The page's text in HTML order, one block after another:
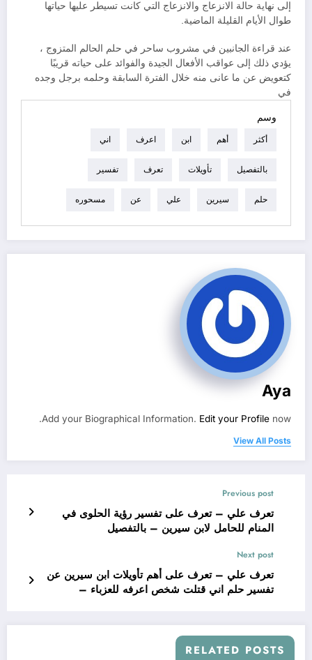
إلى نهاية حالة الانزعاج والانزعاج التي كانت تسيطر عليها حياتها
طوال الأيام القليلة الماضية.
عند قراءة الجانبين في مشروب ساحر في حلم الحالم المتزوج ،
يؤدي ذلك إلى عواقب الأفعال الجيدة والفوائد على حياته قريبًا
كتعويض عن ما عانى منه خلال الفترة السابقة وحلمه برجل وجده
في
وسم
أكثر أهم ابن اعرف اني
بالتفصيل تأويلات تعرف تفسير
حلم سيرين علي عن مسحوره
Aya
Add your Biographical Information. Edit your Profile now.
View All Posts
Previous post
تعرف علي – تعرف على تفسير رؤية الحلوى في
المنام للحامل لابن سيرين – بالتفصيل
Next post
تعرف علي – تعرف على أهم تأويلات ابن سيرين عن
تفسير حلم اني قتلت شخص اعرفه للعزباء –
RELATED POSTS